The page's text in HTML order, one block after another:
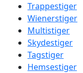
Trappestiger
Wienerstiger
Multistiger
Skydestiger
Tagstiger
Hemsestiger